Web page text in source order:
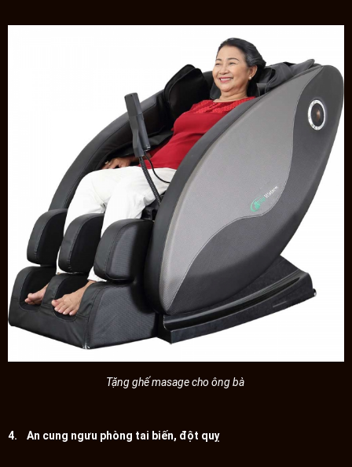
Tặng ghế masage cho ông bà
4. An cung ngưu phòng tai biến, đột quỵ